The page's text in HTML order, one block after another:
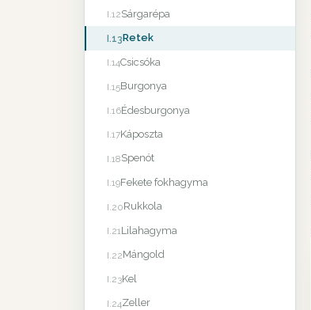
I.12Sárgarépa
I.13Retek
I.14Csicsóka
I.15Burgonya
I.16Édesburgonya
I.17Káposzta
I.18Spenót
I.19Fekete fokhagyma
I.20Rukkola
I.21Lilahagyma
I.22Mángold
I.23Kel
I.24Zeller